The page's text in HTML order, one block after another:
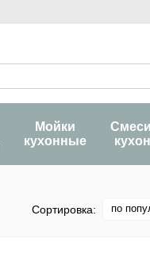
Мойки
кухонные
Сортировка: по